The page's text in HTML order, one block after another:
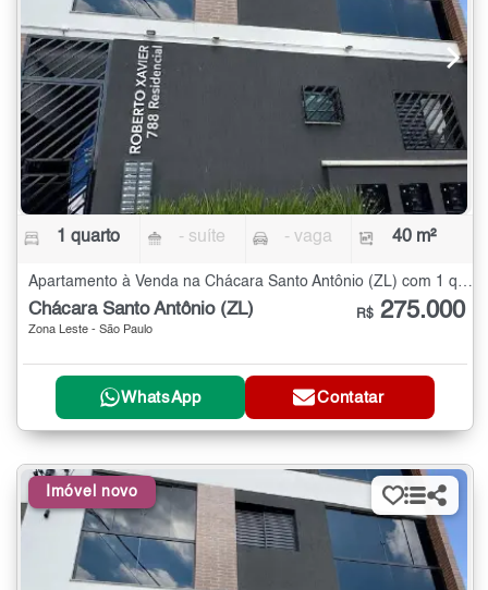
1 quarto - suíte - vaga 40 m²
Apartamento à Venda na Chácara Santo Antônio (ZL) com 1 quarto - 40 m²
Chácara Santo Antônio (ZL)
Zona Leste - São Paulo
R$ 275.000
WhatsApp Contatar
Imóvel novo